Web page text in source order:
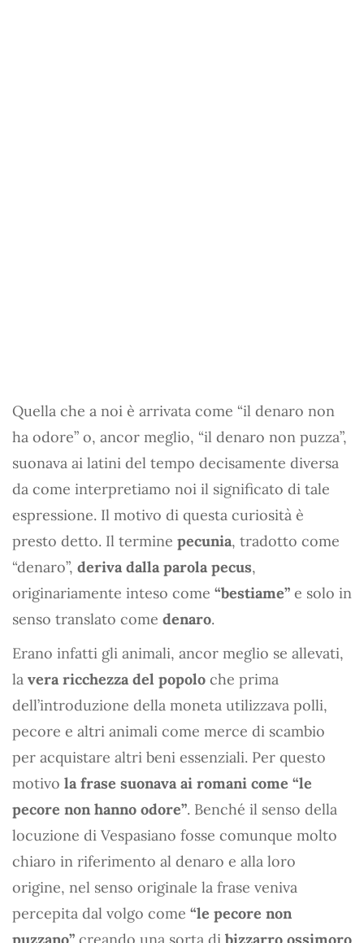
Quella che a noi è arrivata come “il denaro non
ha odore” o, ancor meglio, “il denaro non puzza”,
suonava ai latini del tempo decisamente diversa
da come interpretiamo noi il significato di tale
espressione. Il motivo di questa curiosità è
presto detto. Il termine pecunia, tradotto come
“denaro”, deriva dalla parola pecus,
originariamente inteso come “bestiame” e solo in
senso translato come denaro.
Erano infatti gli animali, ancor meglio se allevati,
la vera ricchezza del popolo che prima
dell’introduzione della moneta utilizzava polli,
pecore e altri animali come merce di scambio
per acquistare altri beni essenziali. Per questo
motivo la frase suonava ai romani come “le
pecore non hanno odore”. Benché il senso della
locuzione di Vespasiano fosse comunque molto
chiaro in riferimento al denaro e alla loro
origine, nel senso originale la frase veniva
percepita dal volgo come “le pecore non
puzzano” creando una sorta di bizzarro ossimoro